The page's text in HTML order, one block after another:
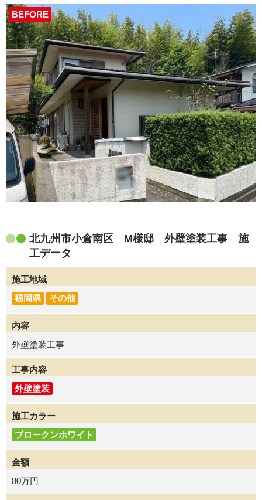
BEFORE
北九州市小倉南区 M様邸 外壁塗装工事 施
工データ
施工地域
福岡県
その他
内容
外壁塗装工事
工事内容
外壁塗装
施工カラー
ブロークンホワイト
金額
80万円